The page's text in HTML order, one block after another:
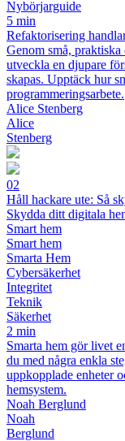
Nybörjarguide
5 min
Refaktorisering
Genom små,
utveckla en djupare
skapas. Upptäck hur
programmeringsarbete.
Alice Stenberg
Alice
Stenberg
02
Håll hackare ute: Så
Skydda ditt digitala
Smart hem
Smart hem
Smarta Hem
Cybersäkerhet
Integritet
Teknik
Säkerhet
2 min
Smarta hem gör livet
du med några enkla
uppkopplade enheter
hemsystem.
Noah Berglund
Noah
Berglund